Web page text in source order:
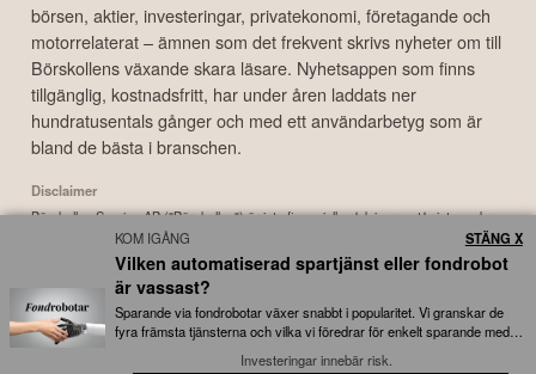
börsen, aktier, investeringar, privatekonomi, företagande och
motorrelaterat – ämnen som det frekvent skrivs nyheter om till
Börskollens växande skara läsare. Nyhetsappen som finns
tillgänglig, kostnadsfritt, har under åren laddats ner
hundratusentals gånger och med ett användarbetyg som är
bland de bästa i branschen.
Disclaimer
Börskollen Sverige AB ("Börskollen") är inte finansiella rådgivare, står inte under
finansinspektionens tillsyn och ger inga råd till dig. Detta innebär att
investeringsbeslut baserade på information som direkt eller indirekt härrörande
från Börskollen eller personer med koppling till Börskollen, alltid fattas
självständigt av investeraren. Börskollen frånsäger sig allt ansvar för eventuell
förlust eller skada av vad slag det må vara som grundar sig på användandet av
material härrörande från tjänsten Börskollen.
KOM IGÅNG
Vilken automatiserad spartjänst eller fondrobot
är vassast?
Sparande via fondrobotar växer snabbt i popularitet. Vi granskar de
fyra främsta tjänsterna och vilka vi föredrar för enkelt sparande med
Investeringar innebär risk.
STÄNG X